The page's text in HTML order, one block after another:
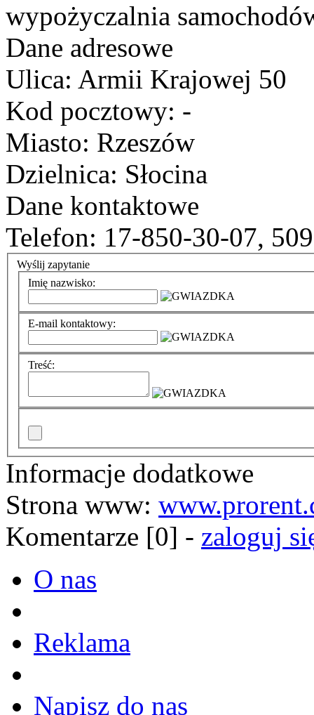
wypożyczalnia
Dane adresowe
Ulica: Armii Krajowej 50
Kod pocztowy: -
Miasto: Rzeszów
Dzielnica: Słocina
Dane kontaktowe
Telefon: 17-850-30-07,
Wyślij zapytanie
Imię nazwisko:
E-mail kontaktowy:
Treść:
Informacje dodatkowe
Strona www:
Komentarze [0] - zaloguj
O nas
Reklama
Napisz do nas